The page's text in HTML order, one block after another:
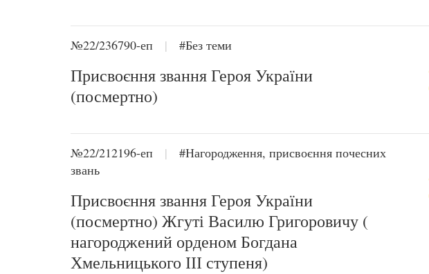
№22/236790-еп | #Без теми
Присвоєння звання Героя України
(посмертно)
№22/212196-еп |
#Нагородження, присвоєння почесних
звань
Присвоєння звання Героя України
(посмертно) Жгуті Василю Григоровичу (
нагороджений орденом Богдана
Хмельницького ІІІ ступеня)